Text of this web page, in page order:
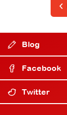
Blog
Facebook
Twitter